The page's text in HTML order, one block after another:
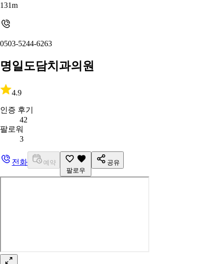
131m
0503-5244-6263
명일도담치과의원
4.9
인증 후기
42
팔로워
3
전화
예약
팔로우
공유